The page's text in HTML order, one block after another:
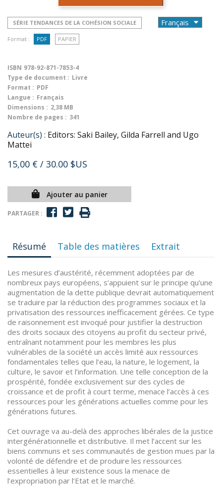
SÉRIE TENDANCES DE LA COHÉSION SOCIALE
Format : PDF PAPIER
ISBN 978-92-871-7853-4
Type de document : Livre
Format : PDF
Langue : Français
Dimensions : 2,38 MB
Nombre de pages : 341
Auteur(s) : Editors: Saki Bailey, Gilda Farrell and Ugo
Mattei
15,00 € / 30.00 $US
Ajouter au panier
PARTAGER :
Résumé Table des matières Extrait
Les mesures d’austérité, récemment adoptées par de
nombreux pays européens, s’appuient sur le principe qu’une
augmentation de la dette publique devrait automatiquement
se traduire par la réduction des programmes sociaux et la
privatisation des ressources inefficacement gérées. Ce type
de raisonnement est invoqué pour justifier la destruction
des droits sociaux des citoyens au profit du secteur privé,
entraînant notamment pour les membres les plus
vulnérables de la société un accès limité aux ressources
fondamentales telles que l’eau, la nature, le logement, la
culture, le savoir et l’information. Une telle conception de la
prospérité, fondée exclusivement sur des cycles de
croissance et de profit à court terme, menace l’accès à ces
ressources pour les générations actuelles comme pour les
générations futures.
Cet ouvrage va au-delà des approches libérales de la justice
intergénérationnelle et distributive. Il met l’accent sur les
biens communs et ses communautés de gestion mues par la
volonté de défendre et de produire les ressources
essentielles à leur existence sous la menace de
l’expropriation par l’Etat et le marché.